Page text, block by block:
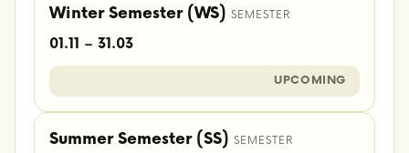
Winter Semester (WS) SEMESTER
01.11 – 31.03
UPCOMING
Summer Semester (SS) SEMESTER